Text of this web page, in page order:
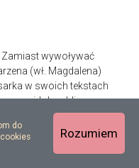
wywoływać
(wł. Magdalena)
w swoich tekstach
na widok publiczny...
do
Rozumiem